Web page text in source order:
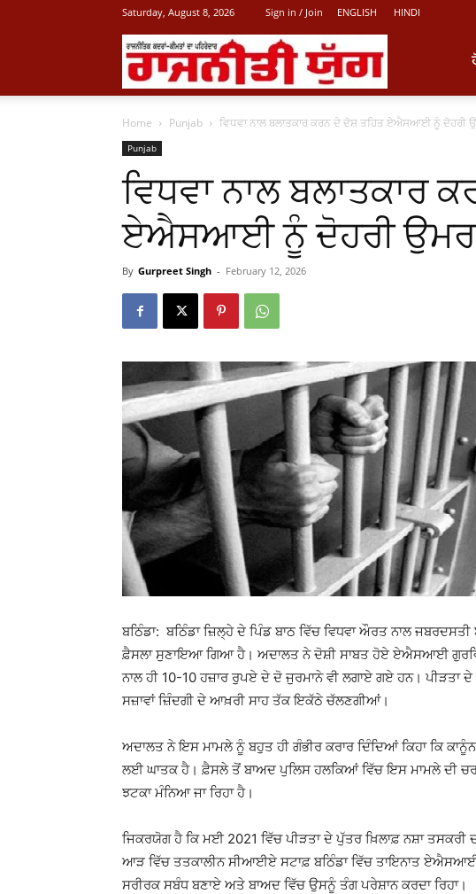
Saturday, August 8, 2026 Sign in / Join ENGLISH HINDI
Punjabi
News
Home Punjab ਵਿਧਵਾ ਨਾਲ ਬਲਾਤਕਾਰ ਕਰਨ ਦੇ ਦੋਸ਼ ਤਹਿਤ ਏਐਸਆਈ ਨੂੰ ਦੋਹਰੀ
Punjab
ਵਿਧਵਾ ਨਾਲ ਬਲਾਤਕਾਰ
ਏਐਸਆਈ ਨੂੰ ਦੋਹਰੀ ਉਮਰ
By Gurpreet Singh - February 12, 2026
ਬਠਿੰਡਾ: ਬਠਿੰਡਾ ਜ਼ਿਲ੍ਹੇ ਦੇ ਪਿੰਡ ਬਾਠ ਵਿੱਚ ਵਿਧਵਾ ਔਰਤ ਨਾਲ
ਫ਼ੈਸਲਾ ਸੁਣਾਇਆ ਗਿਆ ਹੈ। ਅਦਾਲਤ ਨੇ ਦੋਸ਼ੀ ਸਾਬਤ ਹੋਏ ਏਐਸਆਈ
ਨਾਲ ਹੀ 10-10 ਹਜ਼ਾਰ ਰੁਪਏ ਦੇ ਦੋ ਜੁਰਮਾਨੇ ਵੀ ਲਗਾਏ ਗਏ ਹਨ।
ਸਜ਼ਾਵਾਂ ਜ਼ਿੰਦਗੀ ਦੇ ਆਖ਼ਰੀ ਸਾਹ ਤੱਕ ਇਕੱਠੇ ਚੱਲਣਗੀਆਂ।
ਅਦਾਲਤ ਨੇ ਇਸ ਮਾਮਲੇ ਨੂੰ ਬਹੁਤ ਹੀ ਗੰਭੀਰ ਕਰਾਰ ਦਿੰਦਿਆਂ ਕਿਹਾ ਕਿ
ਲਈ ਘਾਤਕ ਹੈ। ਫ਼ੈਸਲੇ ਤੋਂ ਬਾਅਦ ਪੁਲਿਸ ਹਲਕਿਆਂ ਵਿੱਚ ਇਸ ਮਾਮਲੇ ਦੀ
ਝਟਕਾ ਮੰਨਿਆ ਜਾ ਰਿਹਾ ਹੈ।
ਜਿਕਰਯੋਗ ਹੈ ਕਿ ਮਈ 2021 ਵਿੱਚ ਪੀੜਤਾ ਦੇ ਪੁੱਤਰ ਖ਼ਿਲਾਫ਼ ਨਸ਼ਾ
ਆੜ ਵਿੱਚ ਤਤਕਾਲੀਨ ਸੀਆਈਏ ਸਟਾਫ਼ ਬਠਿੰਡਾ ਵਿੱਚ ਤਾਇਨਾਤ
ਸਰੀਰਕ ਸਬੰਧ ਬਣਾਏ ਅਤੇ ਬਾਅਦ ਵਿੱਚ ਉਸਨੂੰ ਤੰਗ ਪਰੇਸ਼ਾਨ ਕਰਦਾ ਰਿਹਾ।